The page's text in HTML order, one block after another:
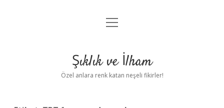
Anasayfa
Yasal Uyarı
menüyü
Şıklık ve İlham
Özel anlara renk katan neşeli fikirler!